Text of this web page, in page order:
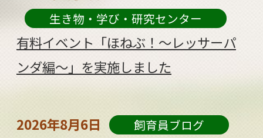
生き物・学び・研究センター
有料イベント「ほねぶ！～レッサーパ
ンダ編～」を実施しました
2026年8月6日 飼育員ブログ